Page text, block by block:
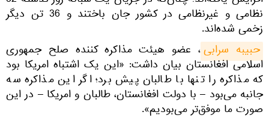
نظامی و غیرنظامی در کشور جان باختند و 36 تن دیگر
زخمی شده‌اند.
حبیبه سرابی، عضو هیئت مذاکره کننده صلح جمهوری
اسلامی افغانستان بیان داشت: «این یک اشتباه امریکا بود
که مذاکره را تنها با طالبان پیش برد؛ اگر این مذاکره سه
جانبه می‌بود – با دولت افغانستان، طالبان و امریکا – در این
صورت ما موفق‌تر می‌بودیم».